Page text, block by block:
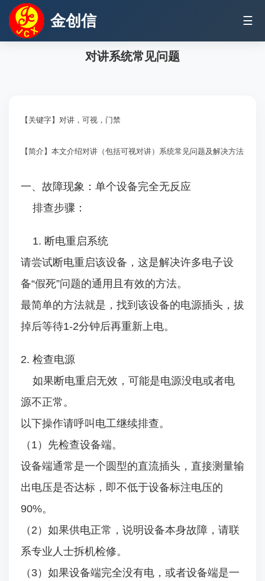
金创信 ☰
对讲系统常见问题
【关键字】对讲，可视，门禁
【简介】本文介绍对讲（包括可视对讲）系统常见问题及解决方法
一、故障现象：单个设备完全无反应
排查步骤：
1. 断电重启系统
请尝试断电重启该设备，这是解决许多电子设
备“假死”问题的通用且有效的方法。
最简单的方法就是，找到该设备的电源插头，拔
掉后等待1-2分钟后再重新上电。
2. 检查电源
如果断电重启无效，可能是电源没电或者电
源不正常。
以下操作请呼叫电工继续排查。
（1）先检查设备端。
设备端通常是一个圆型的直流插头，直接测量输
出电压是否达标，即不低于设备标注电压的
90%。
（2）如果供电正常，说明设备本身故障，请联
系专业人士拆机检修。
（3）如果设备端完全没有电，或者设备端是一